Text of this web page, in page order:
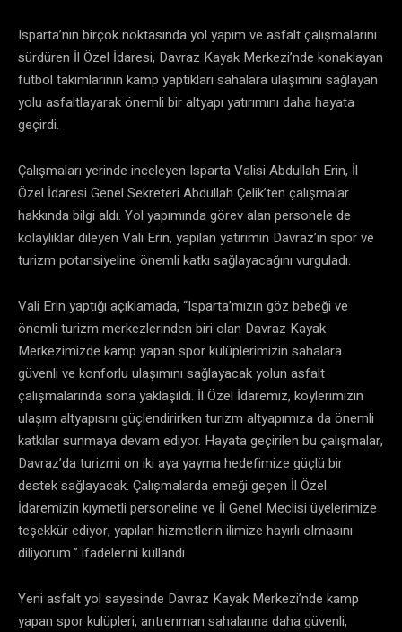
Isparta’nın birçok noktasında yol yapım ve asfalt çalışmalarını
sürdüren İl Özel İdaresi, Davraz Kayak Merkezi’nde konaklayan
futbol takımlarının kamp yaptıkları sahalara ulaşımını sağlayan
yolu asfaltlayarak önemli bir altyapı yatırımını daha hayata
geçirdi.
Çalışmaları yerinde inceleyen Isparta Valisi Abdullah Erin, İl
Özel İdaresi Genel Sekreteri Abdullah Çelik’ten çalışmalar
hakkında bilgi aldı. Yol yapımında görev alan personele de
kolaylıklar dileyen Vali Erin, yapılan yatırımın Davraz’ın spor ve
turizm potansiyeline önemli katkı sağlayacağını vurguladı.
Vali Erin yaptığı açıklamada, “Isparta’mızın göz bebeği ve
önemli turizm merkezlerinden biri olan Davraz Kayak
Merkezimizde kamp yapan spor kulüplerimizin sahalara
güvenli ve konforlu ulaşımını sağlayacak yolun asfalt
çalışmalarında sona yaklaşıldı. İl Özel İdaremiz, köylerimizin
ulaşım altyapısını güçlendirirken turizm altyapımıza da önemli
katkılar sunmaya devam ediyor. Hayata geçirilen bu çalışmalar,
Davraz’da turizmi on iki aya yayma hedefimize güçlü bir
destek sağlayacak. Çalışmalarda emeği geçen İl Özel
İdaremizin kıymetli personeline ve İl Genel Meclisi üyelerimize
teşekkür ediyor, yapılan hizmetlerin ilimize hayırlı olmasını
diliyorum.” ifadelerini kullandı.
Yeni asfalt yol sayesinde Davraz Kayak Merkezi’nde kamp
yapan spor kulüpleri, antrenman sahalarına daha güvenli,